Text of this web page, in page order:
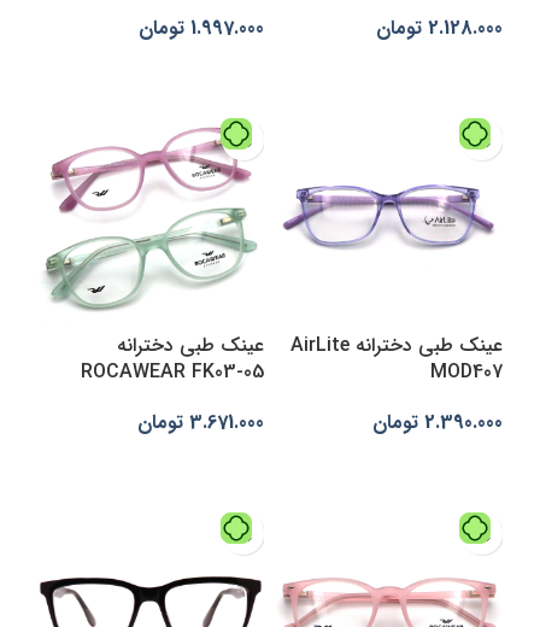
2.128.000 تومان
1.997.000 تومان
عینک طبی دخترانه AirLite
MOD407
2.390.000 تومان
عینک طبی دخترانه
ROCAWEAR FK03-05
3.671.000 تومان